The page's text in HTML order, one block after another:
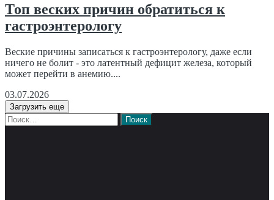
Топ веских причин обратиться к
гастроэнтерологу
Веские причины записаться к гастроэнтерологу, даже если
ничего не болит - это латентный дефицит железа, который
может перейти в анемию....
03.07.2026
Загрузить еще
Найти: